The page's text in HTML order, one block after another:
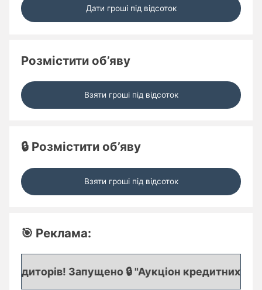
Дати гроші під відсоток
Розмістити об’яву
Взяти гроші під відсоток
🔒 Розмістити об’яву
Взяти гроші під відсоток
🎯 Реклама:
Запущено 🔒 "Аукціон кредитних